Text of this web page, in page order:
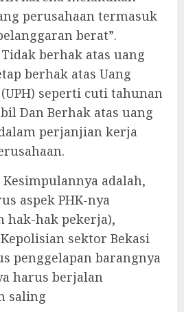
perusahaan termasuk
berat”.
berhak atas uang
berhak atas Uang
seperti cuti tahunan
Dan Berhak atas uang
perjanjian kerja
Kesimpulannya adalah,
aspek PHK-nya
hak-hak pekerja),
sektor Bekasi
penggelapan barangnya
harus berjalan
saling